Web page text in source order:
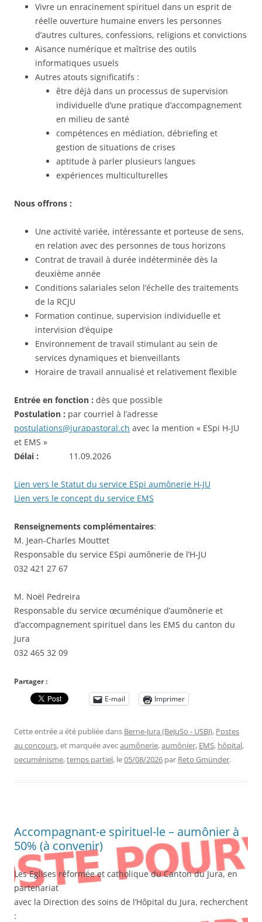
Vivre un enracinement spirituel dans un esprit de
réelle ouverture humaine envers les personnes
d’autres cultures, confessions, religions et convictions
Aisance numérique et maîtrise des outils
informatiques usuels
Autres atouts significatifs :
être déjà dans un processus de supervision
individuelle d’une pratique d’accompagnement
en milieu de santé
compétences en médiation, débriefing et
gestion de situations de crises
aptitude à parler plusieurs langues
expériences multiculturelles
Nous offrons :
Une activité variée, intéressante et porteuse de sens,
en relation avec des personnes de tous horizons
Contrat de travail à durée indéterminée dès la
deuxième année
Conditions salariales selon l’échelle des traitements
de la RCJU
Formation continue, supervision individuelle et
intervision d’équipe
Environnement de travail stimulant au sein de
services dynamiques et bienveillants
Horaire de travail annualisé et relativement flexible
Entrée en fonction : dès que possible
Postulation : par courriel à l’adresse
postulations@jurapastoral.ch avec la mention « ESpi H-JU
et EMS »
Délai : 11.09.2026
Lien vers le Statut du service ESpi aumônerie H-JU
Lien vers le concept du service EMS
Renseignements complémentaires:
M. Jean-Charles Mouttet
Responsable du service ESpi aumônerie de l’H-JU
032 421 27 67
M. Noël Pedreira
Responsable du service œcuménique d’aumônerie et
d’accompagnement spirituel dans les EMS du canton du
Jura
032 465 32 09
Partager :
E-mail
Imprimer
Cette entrée a été publiée dans Berne-Jura (BeJuSo - USBJ), Postes
au concours, et marquée avecaumônerie,aumônier, EMS, hôpital,
oecuménisme,temps partiel, le05/08/2026 par Reto Gmünder.
Accompagnant-e spirituel-le – aumônier à
50% (à convenir)
Les Eglises réformée et catholique du Canton du Jura, en
partenariat
avec la Direction des soins de l’Hôpital du Jura, recherchent
: